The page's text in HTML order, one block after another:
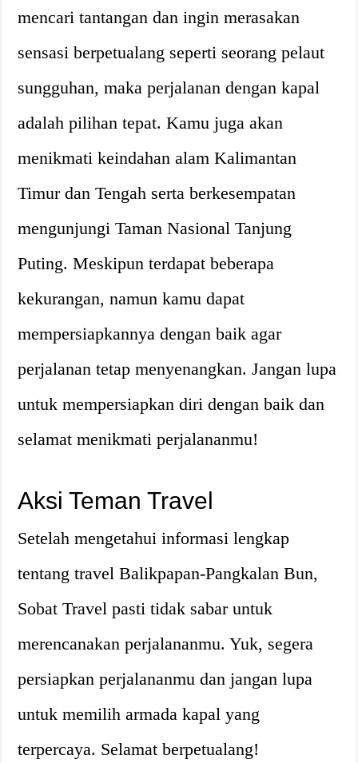
mencari tantangan dan ingin merasakan
sensasi berpetualang seperti seorang pelaut
sungguhan, maka perjalanan dengan kapal
adalah pilihan tepat. Kamu juga akan
menikmati keindahan alam Kalimantan
Timur dan Tengah serta berkesempatan
mengunjungi Taman Nasional Tanjung
Puting. Meskipun terdapat beberapa
kekurangan, namun kamu dapat
mempersiapkannya dengan baik agar
perjalanan tetap menyenangkan. Jangan lupa
untuk mempersiapkan diri dengan baik dan
selamat menikmati perjalananmu!
Aksi Teman Travel
Setelah mengetahui informasi lengkap
tentang travel Balikpapan-Pangkalan Bun,
Sobat Travel pasti tidak sabar untuk
merencanakan perjalananmu. Yuk, segera
persiapkan perjalananmu dan jangan lupa
untuk memilih armada kapal yang
terpercaya. Selamat berpetualang!